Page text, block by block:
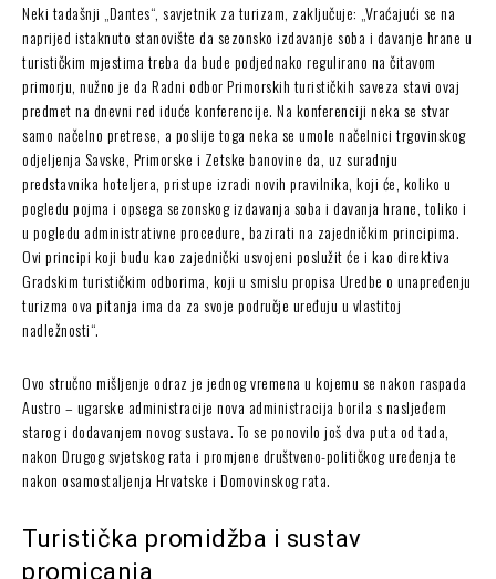
Neki tadašnji „Dantes“, savjetnik za turizam, zaključuje: „Vraćajući se na
naprijed istaknuto stanovište da sezonsko izdavanje soba i davanje hrane u
turističkim mjestima treba da bude podjednako regulirano na čitavom
primorju, nužno je da Radni odbor Primorskih turističkih saveza stavi ovaj
predmet na dnevni red iduće konferencije. Na konferenciji neka se stvar
samo načelno pretrese, a poslije toga neka se umole načelnici trgovinskog
odjeljenja Savske, Primorske i Zetske banovine da, uz suradnju
predstavnika hoteljera, pristupe izradi novih pravilnika, koji će, koliko u
pogledu pojma i opsega sezonskog izdavanja soba i davanja hrane, toliko i
u pogledu administrativne procedure, bazirati na zajedničkim principima.
Ovi principi koji budu kao zajednički usvojeni poslužit će i kao direktiva
Gradskim turističkim odborima, koji u smislu propisa Uredbe o unapređenju
turizma ova pitanja ima da za svoje područje uređuju u vlastitoj
nadležnosti“.
Ovo stručno mišljenje odraz je jednog vremena u kojemu se nakon raspada
Austro – ugarske administracije nova administracija borila s nasljeđem
starog i dodavanjem novog sustava. To se ponovilo još dva puta od tada,
nakon Drugog svjetskog rata i promjene društveno-političkog uređenja te
nakon osamostaljenja Hrvatske i Domovinskog rata.
Turistička promidžba i sustav
promicanja